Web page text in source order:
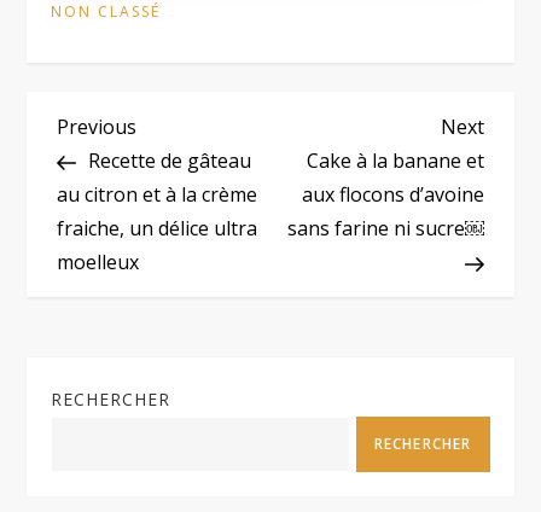
NON CLASSÉ
N
a
v
a
Previous
Post
Previous
Recette de gâteau
au citron et à la crème
fraiche, un délice ultra
moelleux
Next
Post
Next
Cake à la banane et
aux flocons d’avoine
sans farine ni sucre￼
RECHERCHER
RECHERCHER